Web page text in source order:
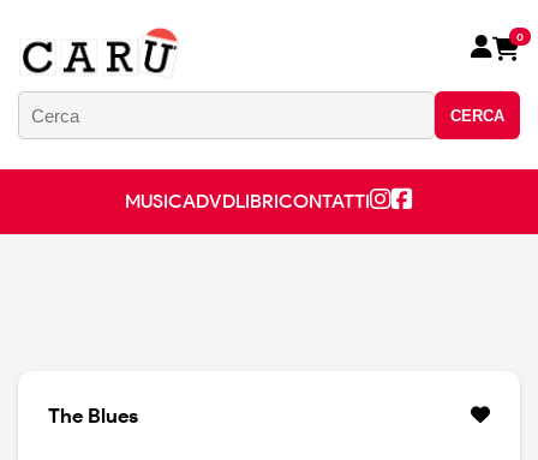
CERCA
0
MUSICADVDLIBRICONTATTI
The Blues